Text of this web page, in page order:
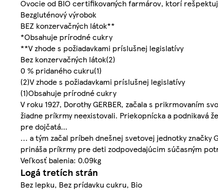
Ovocie od BIO certifikovaných farmárov, ktorí
Bezgluténový výrobok
BEZ konzervačných látok**
*Obsahuje prírodné cukry
**V zhode s požiadavkami príslušnej legislatívy
Bez konzervačných látok(2)
0 % pridaného cukru(1)
(2)V zhode s požiadavkami príslušnej legislatívy
(1)Obsahuje prírodné cukry
V roku 1927, Dorothy GERBER, začala s prikrmovaním
žiadne príkrmy neexistovali. Priekopnícka a podnikavá
pre dojčatá…
... a tým začal príbeh dnešnej svetovej jednotky značky
prináša príkrmy pre deti zodpovedajúcim súčasným
Veľkosť balenia: 0.09kg
Logá tretích strán
Bez lepku, Bez prídavku cukru, Bio